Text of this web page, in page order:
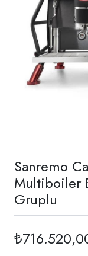
Sanremo
Multiboiler
Gruplu